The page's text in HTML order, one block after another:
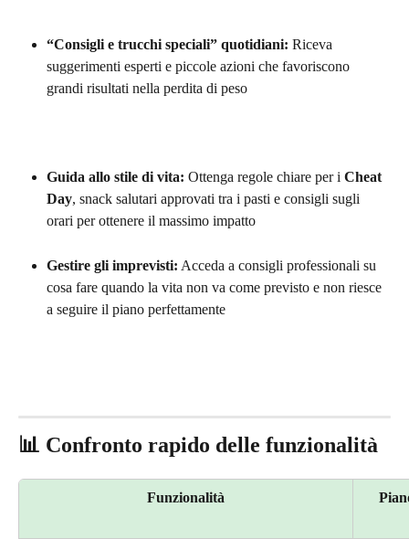
“Consigli e trucchi speciali” quotidiani: Riceva
suggerimenti esperti e piccole azioni che favoriscono
grandi risultati nella perdita di peso
Guida allo stile di vita: Ottenga regole chiare per i Cheat
Day, snack salutari approvati tra i pasti e consigli sugli
orari per ottenere il massimo impatto
Gestire gli imprevisti: Acceda a consigli professionali su
cosa fare quando la vita non va come previsto e non riesce
a seguire il piano perfettamente
📊 Confronto rapido delle funzionalità
Funzionalità